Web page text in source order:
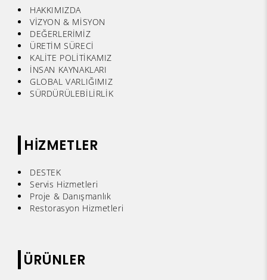
HAKKIMIZDA
VİZYON & MİSYON
DEĞERLERİMİZ
ÜRETİM SÜRECİ
KALİTE POLİTİKAMIZ
İNSAN KAYNAKLARI
GLOBAL VARLIĞIMIZ
SÜRDÜRÜLEBİLİRLİK
HİZMETLER
DESTEK
Servis Hizmetleri
Proje & Danışmanlık
Restorasyon Hizmetleri
ÜRÜNLER